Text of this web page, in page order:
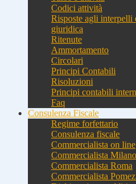
Codici attività
Risposte agli interpelli
giuridica
Ritenute
Ammortamento
Circolari
Principi Contabili
Risoluzioni
Principi contabili
Faq
Consulenza Fiscale
Regime forfettario
Consulenza fiscale
Commercialista on line
Commercialista Milano
Commercialista Roma
Commercialista